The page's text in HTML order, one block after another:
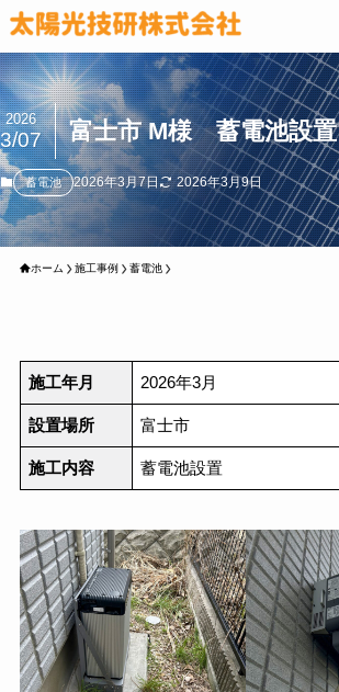
富士市 M様 蓄電池設置
2026
3/07
蓄電池 2026年3月7日 2026年3月9日
ホーム 施工事例 蓄電池
施工年月 2026年3月
設置場所 富士市
施工内容 蓄電池設置